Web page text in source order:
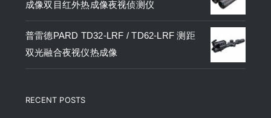
成像双目红外热成像夜视侦测仪
普雷德PARD TD32-LRF / TD62-LRF 测距
双光融合夜视仪热成像
RECENT POSTS